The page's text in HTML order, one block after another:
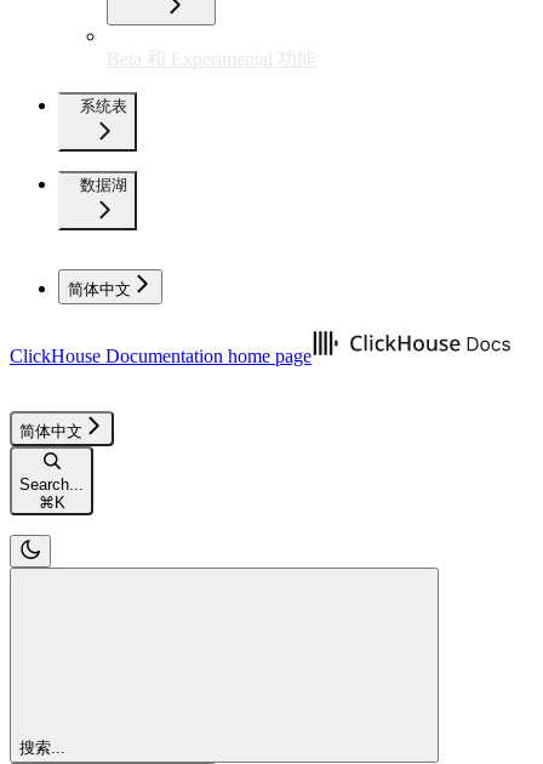
Beta 和 Experimental 功能
系统表
数据湖
简体中文
ClickHouse Documentation home page
简体中文
Search...
⌘K
搜索...